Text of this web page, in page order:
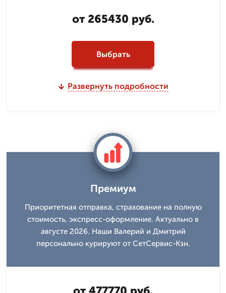
от 265430 руб.
Выбрать
Развернуть подробности
Премиум
Приоритетная отправка, страхование на полную
стоимость, экспресс-оформление. Актуально в
августе 2026. Наши Валерий и Дмитpий
персонально курируют от СетСервис-Кзн.